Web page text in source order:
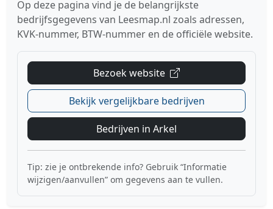
Op deze pagina vind je de belangrijkste
bedrijfsgegevens van Leesmap.nl zoals adressen,
KVK-nummer, BTW-nummer en de officiële website.
Bezoek website
Bekijk vergelijkbare bedrijven
Bedrijven in Arkel
Tip: zie je ontbrekende info? Gebruik “Informatie
wijzigen/aanvullen” om gegevens aan te vullen.